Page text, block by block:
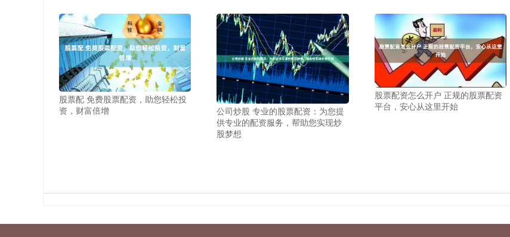
股票配 免费股票配资，助您轻松投
资，财富倍增
公司炒股 专业的股票配资：为您提
供专业的配资服务，帮助您实现炒
股梦想
股票配资怎么开户 正规的股票配资
平台，安心从这里开始